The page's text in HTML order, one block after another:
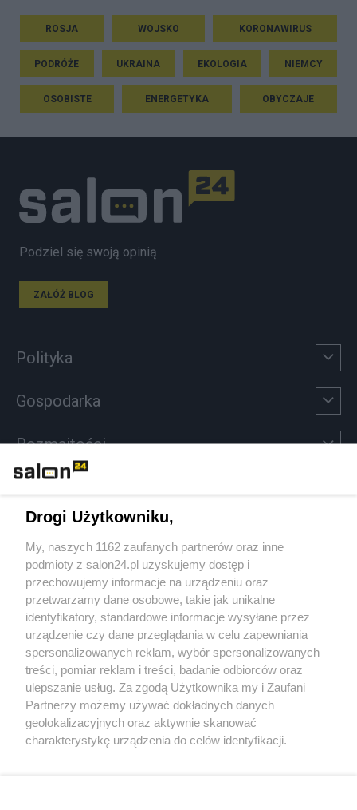
ROSJA WOJSKO KORONAWIRUS
PODRÓŻE UKRAINA EKOLOGIA NIEMCY
OSOBISTE ENERGETYKA OBYCZAJE
Podziel się swoją opinią
ZAŁÓŻ BLOG
Polityka
Gospodarka
Rozmaitości
Sport
Społeczeństwo
Kultura
X Facebook Instagram Youtube
Drogi Użytkowniku,
My, naszych 1162 zaufanych partnerów oraz inne
podmioty z salon24.pl uzyskujemy dostęp i
przechowujemy informacje na urządzeniu oraz
przetwarzamy dane osobowe, takie jak unikalne
identyfikatory, standardowe informacje wysyłane przez
urządzenie czy dane przeglądania w celu zapewniania
spersonalizowanych reklam, wybór spersonalizowanych
treści, pomiar reklam i treści, badanie odbiorców oraz
ulepszanie usług. Za zgodą Użytkownika my i Zaufani
Partnerzy możemy używać dokładnych danych
geolokalizacyjnych oraz aktywnie skanować
charakterystykę urządzenia do celów identyfikacji.